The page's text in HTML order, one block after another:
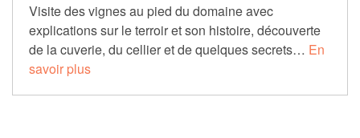
Visite des vignes au pied du domaine avec
explications sur le terroir et son histoire, découverte
de la cuverie, du cellier et de quelques secrets… En
savoir plus